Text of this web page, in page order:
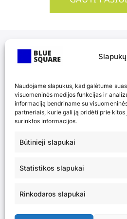
Naudojame slapukus, kad galėtume
visuomeninės medijos funkcijas ir
informaciją bendriname su
partneriais, kurie gali ją pridėti prie
surinktos informacijos.
Būtinieji slapukai
Statistikos slapukai
Rinkodaros slapukai
augimui ir
SUSISIEKITE